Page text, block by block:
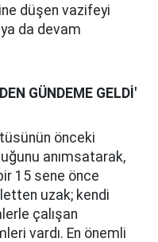
düşen vazifeyi
da devam
GÜNDEME GELDİ'
önceki
anımsatarak,
15 sene önce
uzak; kendi
çalışan
vardı. En önemli